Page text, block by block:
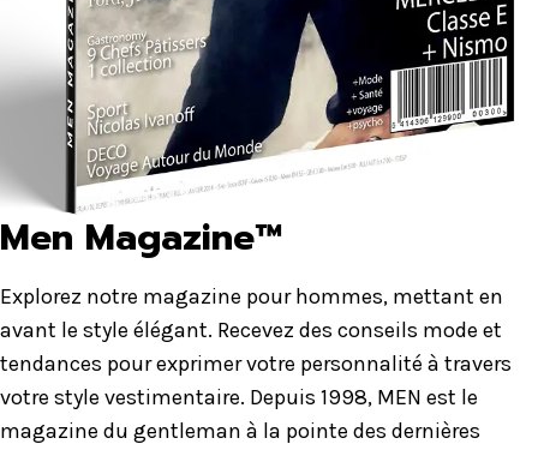
Men Magazine™
Explorez notre magazine pour hommes, mettant en
avant le style élégant. Recevez des conseils mode et
tendances pour exprimer votre personnalité à travers
votre style vestimentaire. Depuis 1998, MEN est le
magazine du gentleman à la pointe des dernières